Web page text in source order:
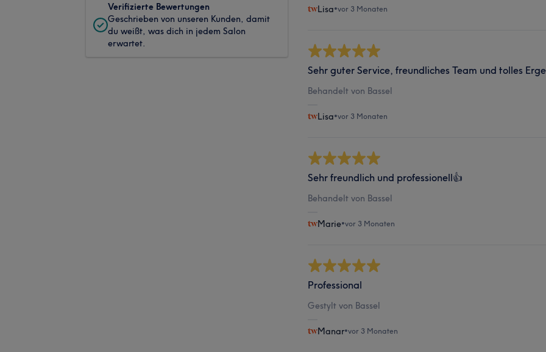
Verifizierte Bewertungen
Geschrieben von unseren Kunden, damit
du weißt, was dich in jedem Salon
erwartet.
Lisa•vor 3 Monaten
Sehr guter Service, freundliches Team und tolles
Behandelt von Bassel
Lisa•vor 3 Monaten
Sehr freundlich und professionell👍
Behandelt von Bassel
Marie•vor 3 Monaten
Professional
Gestylt von Bassel
Manar•vor 3 Monaten